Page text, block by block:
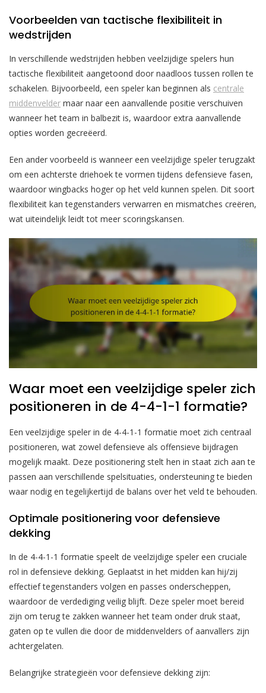
Voorbeelden van tactische flexibiliteit in
wedstrijden
In verschillende wedstrijden hebben veelzijdige spelers hun
tactische flexibiliteit aangetoond door naadloos tussen rollen te
schakelen. Bijvoorbeeld, een speler kan beginnen als centrale
middenvelder maar naar een aanvallende positie verschuiven
wanneer het team in balbezit is, waardoor extra aanvallende
opties worden gecreëerd.
Een ander voorbeeld is wanneer een veelzijdige speler terugzakt
om een achterste driehoek te vormen tijdens defensieve fasen,
waardoor wingbacks hoger op het veld kunnen spelen. Dit soort
flexibiliteit kan tegenstanders verwarren en mismatches creëren,
wat uiteindelijk leidt tot meer scoringskansen.
Waar moet een veelzijdige speler zich
positioneren in de 4-4-1-1 formatie?
Een veelzijdige speler in de 4-4-1-1 formatie moet zich centraal
positioneren, wat zowel defensieve als offensieve bijdragen
mogelijk maakt. Deze positionering stelt hen in staat zich aan te
passen aan verschillende spelsituaties, ondersteuning te bieden
waar nodig en tegelijkertijd de balans over het veld te behouden.
Optimale positionering voor defensieve
dekking
In de 4-4-1-1 formatie speelt de veelzijdige speler een cruciale
rol in defensieve dekking. Geplaatst in het midden kan hij/zij
effectief tegenstanders volgen en passes onderscheppen,
waardoor de verdediging veilig blijft. Deze speler moet bereid
zijn om terug te zakken wanneer het team onder druk staat,
gaten op te vullen die door de middenvelders of aanvallers zijn
achtergelaten.
Belangrijke strategieën voor defensieve dekking zijn: